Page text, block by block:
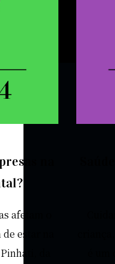
na
afetam o
estar na
da